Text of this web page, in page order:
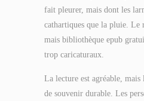
fait pleurer, mais dont les
cathartiques que la pluie. Le
mais bibliothèque epub
trop caricaturaux.
La lecture est agréable, mais
de souvenir durable. Les